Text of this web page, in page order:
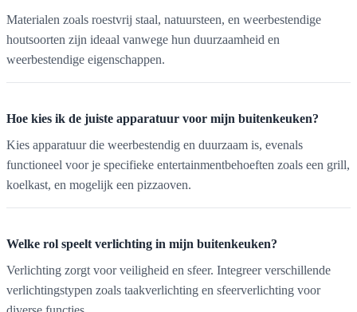
Materialen zoals roestvrij staal, natuursteen, en weerbestendige
houtsoorten zijn ideaal vanwege hun duurzaamheid en
weerbestendige eigenschappen.
Hoe kies ik de juiste apparatuur voor mijn buitenkeuken?
Kies apparatuur die weerbestendig en duurzaam is, evenals
functioneel voor je specifieke entertainmentbehoeften zoals een grill,
koelkast, en mogelijk een pizzaoven.
Welke rol speelt verlichting in mijn buitenkeuken?
Verlichting zorgt voor veiligheid en sfeer. Integreer verschillende
verlichtingstypen zoals taakverlichting en sfeerverlichting voor